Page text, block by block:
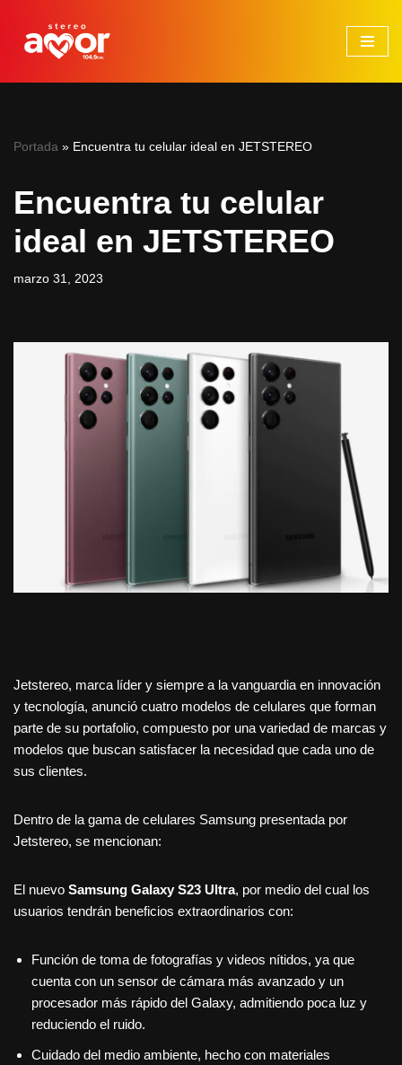
Saltar
Portada » Encuentra tu celular ideal en JETSTEREO
Encuentra tu celular
ideal en JETSTEREO
marzo 31, 2023
Jetstereo, marca líder y siempre a la vanguardia en innovación
y tecnología, anunció cuatro modelos de celulares que forman
parte de su portafolio, compuesto por una variedad de marcas y
modelos que buscan satisfacer la necesidad que cada uno de
sus clientes.
Dentro de la gama de celulares Samsung presentada por
Jetstereo, se mencionan:
El nuevo Samsung Galaxy S23 Ultra, por medio del cual los
usuarios tendrán beneficios extraordinarios con:
Función de toma de fotografías y videos nítidos, ya que
cuenta con un sensor de cámara más avanzado y un
procesador más rápido del Galaxy, admitiendo poca luz y
reduciendo el ruido.
Cuidado del medio ambiente, hecho con materiales